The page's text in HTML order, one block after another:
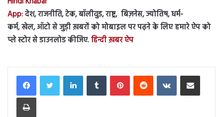
App:देश, राजनीति, टेक, बॉलीवुड, राष्ट्र, बिज़नेस, ज्योतिष, धर्म-
कर्म, खेल, ऑटो से जुड़ी ख़बरों को मोबाइल पर पढ़ने के लिए हमारे ऐप को
प्ले स्टोर से डाउनलोड कीजिए.हिन्दी ख़बर ऐप
LinkedInTumblr PinterestReddit VKontakteShare via Email
Print